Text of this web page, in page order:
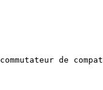
de